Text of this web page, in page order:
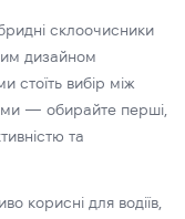
склоочисники
дизайном
вибір між
— обирайте перші,
та
корисні для водіїв,